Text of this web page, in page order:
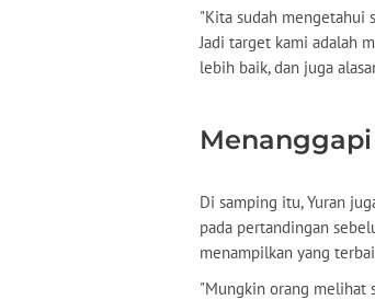
"Kita sudah mengetahui
Jadi target kami adalah
lebih baik, dan juga
Di samping itu, Yuran
pada pertandingan
menampilkan yang
"Mungkin orang melihat